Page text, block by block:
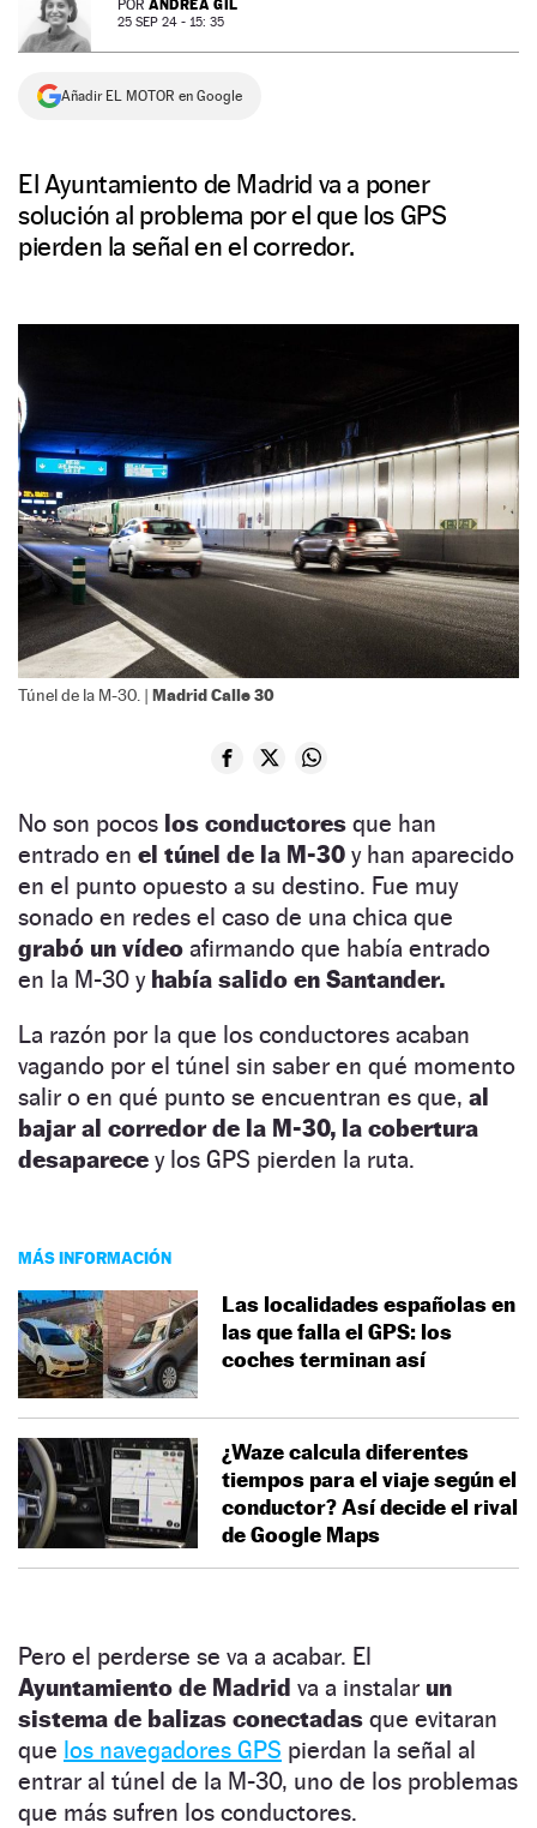
NEWSLETTER
SÍGUENOS
POR ANDREA GIL
25 SEP 24 - 15: 35
Añadir EL MOTOR en Google
El Ayuntamiento de Madrid va a poner
solución al problema por el que los GPS
pierden la señal en el corredor.
Túnel de la M-30. | Madrid Calle 30
No son pocos los conductores que han
entrado en el túnel de la M-30 y han aparecido
en el punto opuesto a su destino. Fue muy
sonado en redes el caso de una chica que
grabó un vídeo afirmando que había entrado
en la M-30 y había salido en Santander.
La razón por la que los conductores acaban
vagando por el túnel sin saber en qué momento
salir o en qué punto se encuentran es que, al
bajar al corredor de la M-30, la cobertura
desaparece y los GPS pierden la ruta.
MÁS INFORMACIÓN
Las localidades españolas en
las que falla el GPS: los
coches terminan así
¿Waze calcula diferentes
tiempos para el viaje según el
conductor? Así decide el rival
de Google Maps
Pero el perderse se va a acabar. El
Ayuntamiento de Madrid va a instalar un
sistema de balizas conectadas que evitaran
que los navegadores GPS pierdan la señal al
entrar al túnel de la M-30, uno de los problemas
que más sufren los conductores.